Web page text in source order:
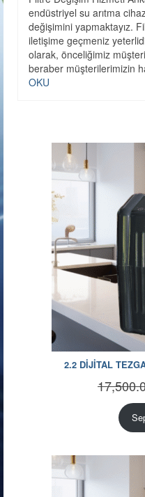
endüstriyel su arıtma
değişimini yapmaktayız.
iletişime geçmeniz
olarak, önceliğimiz
beraber müşterilerimizin
OKU
2.2 DİJİTAL